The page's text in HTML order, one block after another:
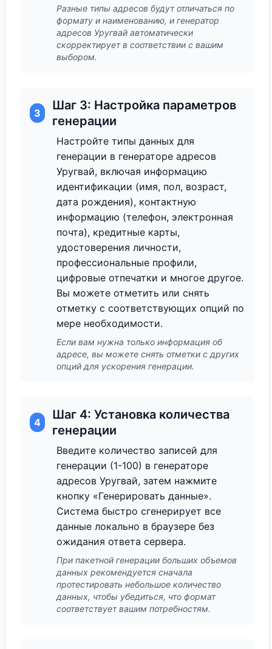
Разные типы адресов будут отличаться по
формату и наименованию, и генератор
адресов Уругвай автоматически
скорректирует в соответствии с вашим
выбором.
3
Шаг 3: Настройка параметров
генерации
Настройте типы данных для
генерации в генераторе адресов
Уругвай, включая информацию
идентификации (имя, пол, возраст,
дата рождения), контактную
информацию (телефон, электронная
почта), кредитные карты,
удостоверения личности,
профессиональные профили,
цифровые отпечатки и многое другое.
Вы можете отметить или снять
отметку с соответствующих опций по
мере необходимости.
Если вам нужна только информация об
адресе, вы можете снять отметки с других
опций для ускорения генерации.
4
Шаг 4: Установка количества
генерации
Введите количество записей для
генерации (1-100) в генераторе
адресов Уругвай, затем нажмите
кнопку «Генерировать данные».
Система быстро сгенерирует все
данные локально в браузере без
ожидания ответа сервера.
При пакетной генерации больших объемов
данных рекомендуется сначала
протестировать небольшое количество
данных, чтобы убедиться, что формат
соответствует вашим потребностям.